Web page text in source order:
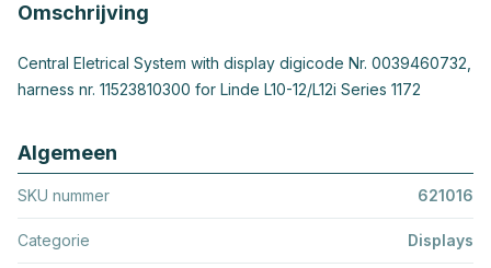
Omschrijving
Central Eletrical System with display digicode Nr. 0039460732,
harness nr. 11523810300 for Linde L10-12/L12i Series 1172
Algemeen
SKU nummer 621016
Categorie Displays